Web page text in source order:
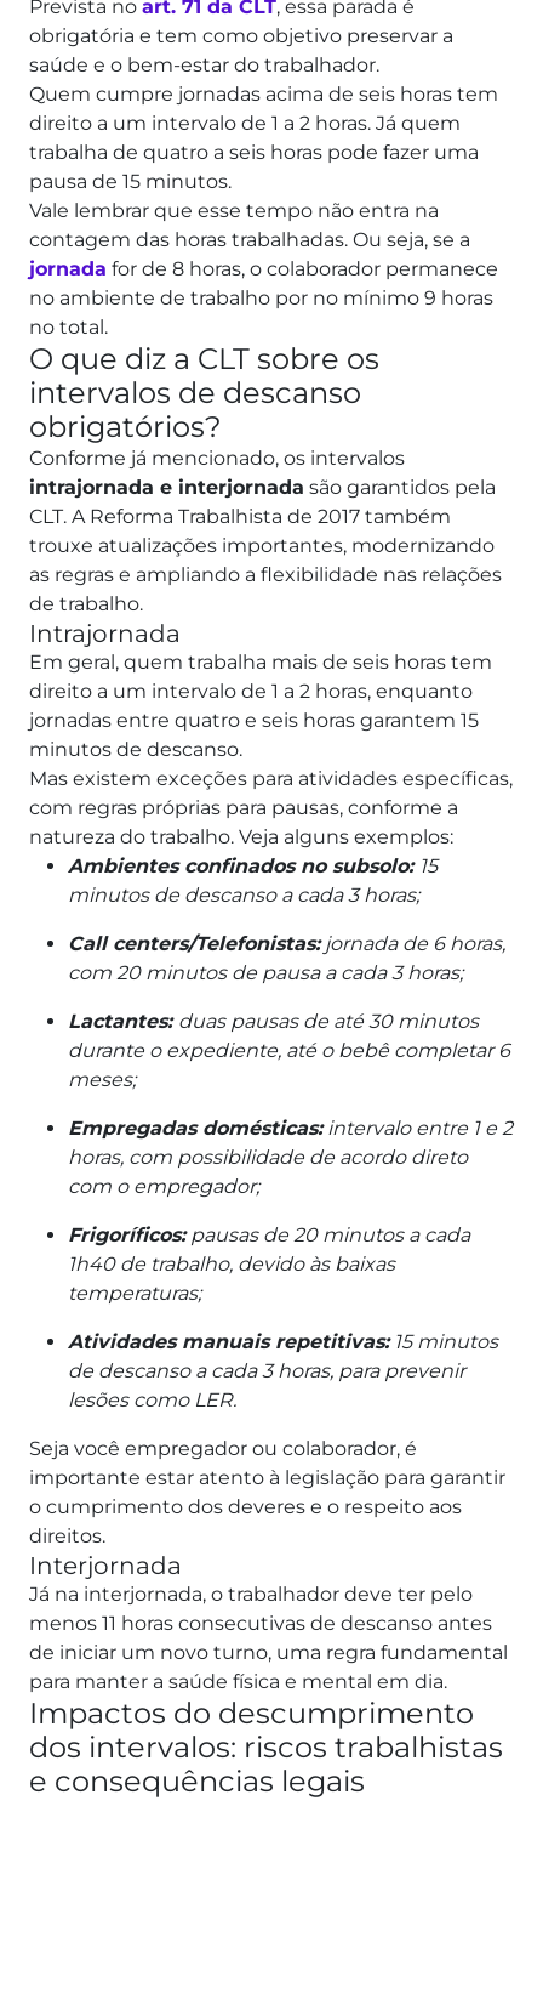
Prevista no art. 71 da CLT, essa parada é
obrigatória e tem como objetivo preservar a
saúde e o bem-estar do trabalhador.
Quem cumpre jornadas acima de seis horas tem
direito a um intervalo de 1 a 2 horas. Já quem
trabalha de quatro a seis horas pode fazer uma
pausa de 15 minutos.
Vale lembrar que esse tempo não entra na
contagem das horas trabalhadas. Ou seja, se a
jornada for de 8 horas, o colaborador permanece
no ambiente de trabalho por no mínimo 9 horas
no total.
O que diz a CLT sobre os
intervalos de descanso
obrigatórios?
Conforme já mencionado, os intervalos
intrajornada e interjornada são garantidos pela
CLT. A Reforma Trabalhista de 2017 também
trouxe atualizações importantes, modernizando
as regras e ampliando a flexibilidade nas relações
de trabalho.
Intrajornada
Em geral, quem trabalha mais de seis horas tem
direito a um intervalo de 1 a 2 horas, enquanto
jornadas entre quatro e seis horas garantem 15
minutos de descanso.
Mas existem exceções para atividades específicas,
com regras próprias para pausas, conforme a
natureza do trabalho. Veja alguns exemplos:
Ambientes confinados no subsolo: 15
minutos de descanso a cada 3 horas;
Call centers/Telefonistas:jornada de 6 horas,
com 20 minutos de pausa a cada 3 horas;
Lactantes: duas pausas de até 30 minutos
durante o expediente, até o bebê completar 6
meses;
Empregadas domésticas:intervalo entre 1 e 2
horas, com possibilidade de acordo direto
com o empregador;
Frigoríficos:pausas de 20 minutos a cada
1h40 de trabalho, devido às baixas
temperaturas;
Atividades manuais repetitivas:15 minutos
de descanso a cada 3 horas, para prevenir
lesões como LER.
Seja você empregador ou colaborador, é
importante estar atento à legislação para garantir
o cumprimento dos deveres e o respeito aos
direitos.
Interjornada
Já na interjornada, o trabalhador deve ter pelo
menos 11 horas consecutivas de descanso antes
de iniciar um novo turno, uma regra fundamental
para manter a saúde física e mental em dia.
Impactos do descumprimento
dos intervalos: riscos trabalhistas
e consequências legais